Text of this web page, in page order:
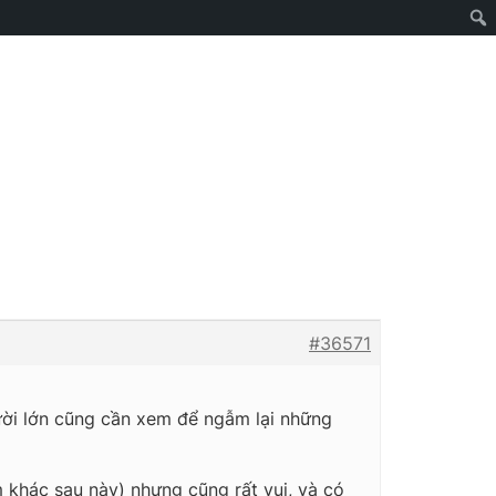
#36571
lớn cũng cần xem để ngẫm lại những
sau này) nhưng cũng rất vui, và có